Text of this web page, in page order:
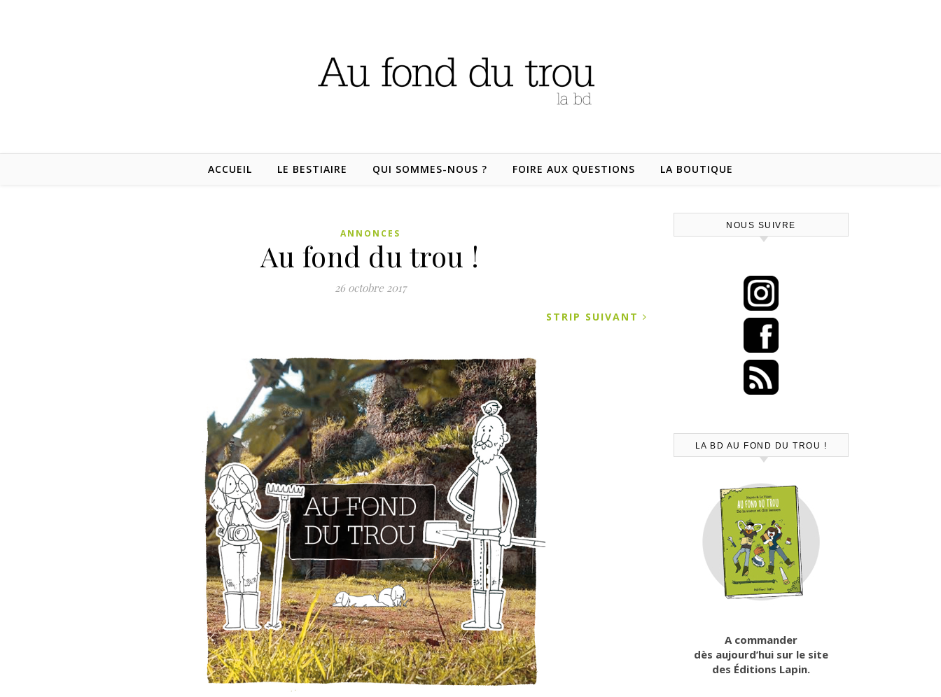
ACCUEIL LE BESTIAIRE QUI SOMMES-NOUS ? FOIRE AUX QUESTIONS LA BOUTIQUE
ANNONCES
Au fond du trou !
26 octobre 2017
STRIP SUIVANT
NOUS SUIVRE
LA BD AU FOND DU TROU !
A commander
dès aujourd’hui sur le site
des Éditions Lapin.